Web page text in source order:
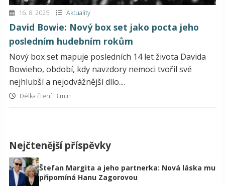
16. 8. 2025 Aktuality
David Bowie: Nový box set jako pocta jeho
posledním hudebním rokům
Nový box set mapuje posledních 14 let života Davida
Bowieho, období, kdy navzdory nemoci tvořil své
nejhlubší a nejodvážnější dílo....
Délka čtení: 3 min
Nejčtenější příspěvky
Štefan Margita a jeho partnerka: Nová láska mu
připomíná Hanu Zagorovou